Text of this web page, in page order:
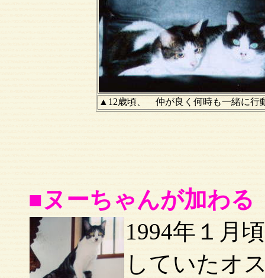
▲12歳頃、 仲が良く何時も一緒に行
■ヌーちゃんが加わる
1994年１月
していたオ